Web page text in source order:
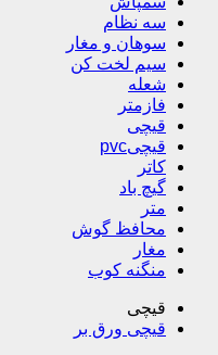
سه نظام
سوهان و مغار
سیم لخت کن
شعله
فازمتر
قیچی
قیچیpvc
کاتر
گیچ باد
متر
محافظ گوش
مغار
منگنه کوب
قیچی
قیچی ورق بر